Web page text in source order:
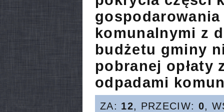
komunalnymi z
budżetu gminy
pobranej opłaty
odpadami
ZA: 12, PRZECIW: 0,